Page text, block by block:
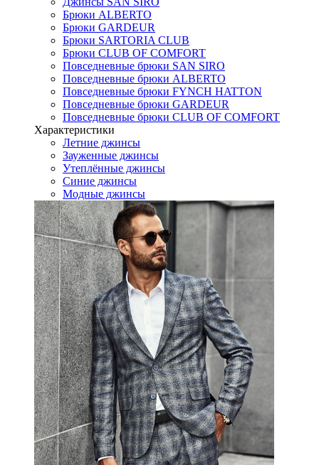
Брюки ALBERTO
Брюки GARDEUR
Брюки SARTORIA CLUB
Брюки CLUB OF COMFORT
Повседневные брюки SAN SIRO
Повседневные брюки ALBERTO
Повседневные брюки FYNCH HATTON
Повседневные брюки GARDEUR
Повседневные брюки CLUB OF COMFORT
Характеристики
Летние джинсы
Зауженные джинсы
Утеплённые джинсы
Синие джинсы
Модные джинсы